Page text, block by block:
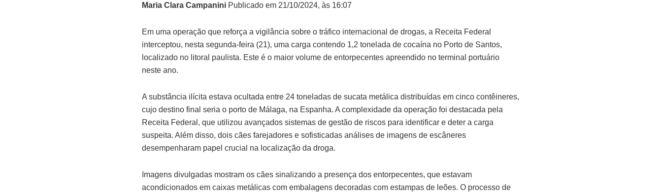
Maria Clara Campanini Publicado em 21/10/2024, às 16:07
Em uma operação que reforça a vigilância sobre o tráfico internacional de drogas, a Receita Federal
interceptou, nesta segunda-feira (21), uma carga contendo 1,2 tonelada de cocaína no Porto de Santos,
localizado no litoral paulista. Este é o maior volume de entorpecentes apreendido no terminal portuário
neste ano.
A substância ilícita estava ocultada entre 24 toneladas de sucata metálica distribuídas em cinco contêineres,
cujo destino final seria o porto de Málaga, na Espanha. A complexidade da operação foi destacada pela
Receita Federal, que utilizou avançados sistemas de gestão de riscos para identificar e deter a carga
suspeita. Além disso, dois cães farejadores e sofisticadas análises de imagens de escâneres
desempenharam papel crucial na localização da droga.
Imagens divulgadas mostram os cães sinalizando a presença dos entorpecentes, que estavam
acondicionados em caixas metálicas com embalagens decoradas com estampas de leões. O processo de